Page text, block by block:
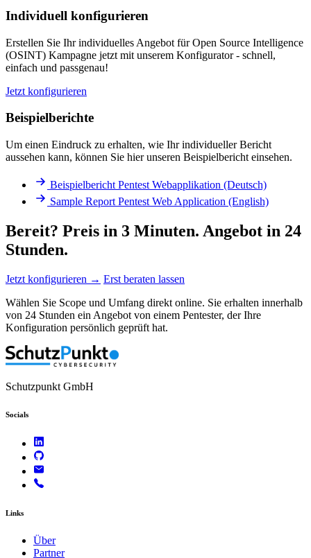
Individuell konfigurieren
Erstellen Sie Ihr individuelles Angebot für Open Source Intelligence
(OSINT) Kampagne jetzt mit unserem Konfigurator - schnell,
einfach und passgenau!
Jetzt konfigurieren
Beispielberichte
Um einen Eindruck zu erhalten, wie Ihr individueller Bericht
aussehen kann, können Sie hier unseren Beispielbericht einsehen.
Beispielbericht Pentest Webapplikation (Deutsch)
Sample Report Pentest Web Application (English)
Bereit? Preis in 3 Minuten. Angebot in 24
Stunden.
Jetzt konfigurieren → Erst beraten lassen
Wählen Sie Scope und Umfang direkt online. Sie erhalten innerhalb
von 24 Stunden ein Angebot von einem Pentester, der Ihre
Konfiguration persönlich geprüft hat.
Schutzpunkt GmbH
Socials
Links
Über
Partner